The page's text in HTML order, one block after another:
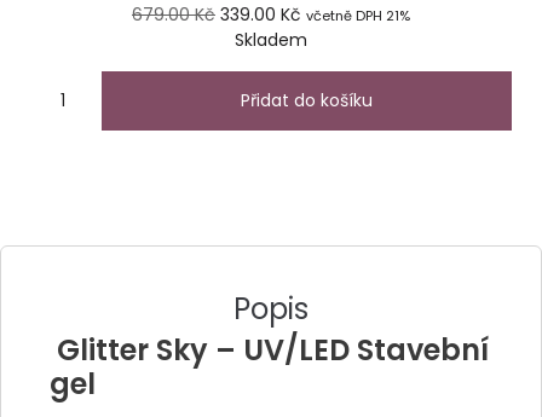
679.00Kč 339.00 Kč včetně DPH 21%
Skladem
Přidat do košíku
Popis
Glitter Sky – UV/LED Stavební
gel